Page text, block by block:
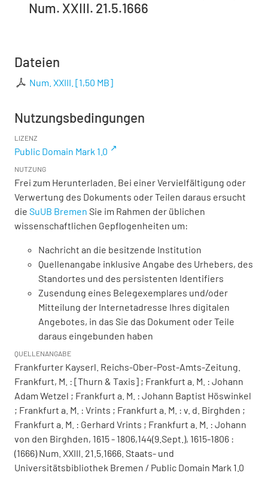
Num. XXIII. 21.5.1666
Dateien
Num. XXIII. [1,50 MB]
Nutzungsbedingungen
LIZENZ
Public Domain Mark 1.0
NUTZUNG
Frei zum Herunterladen. Bei einer Vervielfältigung oder
Verwertung des Dokuments oder Teilen daraus ersucht
die SuUB Bremen Sie im Rahmen der üblichen
wissenschaftlichen Gepflogenheiten um:
Nachricht an die besitzende Institution
Quellenangabe inklusive Angabe des Urhebers, des
Standortes und des persistenten Identifiers
Zusendung eines Belegexemplares und/oder
Mitteilung der Internetadresse Ihres digitalen
Angebotes, in das Sie das Dokument oder Teile
daraus eingebunden haben
QUELLENANGABE
Frankfurter Kayserl. Reichs-Ober-Post-Amts-Zeitung.
Frankfurt, M. : [Thurn & Taxis] ; Frankfurt a. M. : Johann
Adam Wetzel ; Frankfurt a. M. : Johann Baptist Höswinkel
; Frankfurt a. M. : Vrints ; Frankfurt a. M. : v. d. Birghden ;
Frankfurt a. M. : Gerhard Vrints ; Frankfurt a. M. : Johann
von den Birghden, 1615 - 1806,144(9.Sept.), 1615-1806 :
(1666) Num. XXIII. 21.5.1666. Staats- und
Universitätsbibliothek Bremen / Public Domain Mark 1.0